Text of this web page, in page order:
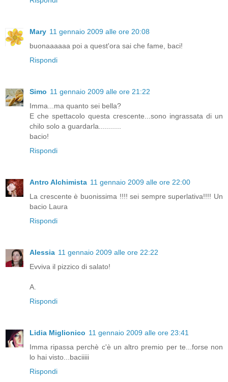
Mary 11 gennaio 2009 alle ore 20:08
buonaaaaaa poi a quest'ora sai che fame, baci!
Rispondi
Simo 11 gennaio 2009 alle ore 21:22
Imma...ma quanto sei bella?
E che spettacolo questa crescente...sono ingrassata di un
chilo solo a guardarla...........
bacio!
Rispondi
Antro Alchimista 11 gennaio 2009 alle ore 22:00
La crescente è buonissima !!!! sei sempre superlativa!!!! Un
bacio Laura
Rispondi
Alessia 11 gennaio 2009 alle ore 22:22
Evviva il pizzico di salato!
A.
Rispondi
Lidia Miglionico 11 gennaio 2009 alle ore 23:41
Imma ripassa perchè c'è un altro premio per te...forse non
lo hai visto...baciiiii
Rispondi